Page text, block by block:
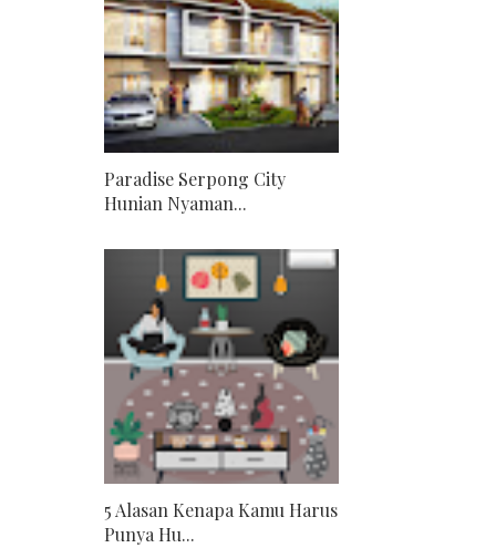
Paradise Serpong City
Hunian Nyaman...
5 Alasan Kenapa Kamu Harus
Punya Hu...